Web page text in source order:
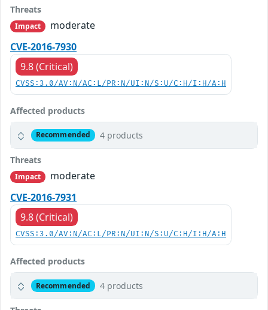
Threats
Impact
moderate
CVE-2016-7930
9.8 (Critical)
CVSS:3.0/AV:N/AC:L/PR:N/UI:N/S:U/C:H/I:H/A:H
Affected products
Recommended 4 products
Threats
Impact
moderate
CVE-2016-7931
9.8 (Critical)
CVSS:3.0/AV:N/AC:L/PR:N/UI:N/S:U/C:H/I:H/A:H
Affected products
Recommended 4 products